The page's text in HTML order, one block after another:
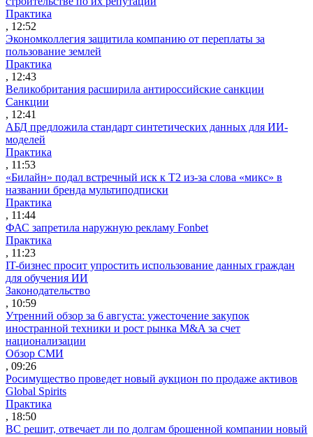
Практика
, 12:52
Экономколлегия защитила компанию от переплаты за
пользование землей
Практика
, 12:43
Великобритания расширила антироссийские санкции
Санкции
, 12:41
АБД предложила стандарт синтетических данных для ИИ-
моделей
Практика
, 11:53
«Билайн» подал встречный иск к Т2 из-за слова «микс» в
названии бренда мультиподписки
Практика
, 11:44
ФАС запретила наружную рекламу Fonbet
Практика
, 11:23
IT-бизнес просит упростить использование данных граждан
для обучения ИИ
Законодательство
, 10:59
Утренний обзор за 6 августа: ужесточение закупок
иностранной техники и рост рынка M&A за счет
национализации
Обзор СМИ
, 09:26
Росимущество проведет новый аукцион по продаже активов
Global Spirits
Практика
, 18:50
ВС решит, отвечает ли по долгам брошенной компании новый